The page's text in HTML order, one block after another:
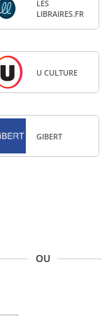
LES
LIBRAIRES.FR
U CULTURE
GIBERT
OU